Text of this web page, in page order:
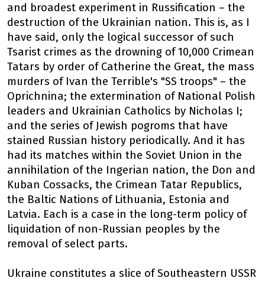
and broadest experiment in Russification – the
destruction of the Ukrainian nation. This is, as I
have said, only the logical successor of such
Tsarist crimes as the drowning of 10,000 Crimean
Tatars by order of Catherine the Great, the mass
murders of Ivan the Terrible's "SS troops" – the
Oprichnina; the extermination of National Polish
leaders and Ukrainian Catholics by Nicholas I;
and the series of Jewish pogroms that have
stained Russian history periodically. And it has
had its matches within the Soviet Union in the
annihilation of the Ingerian nation, the Don and
Kuban Cossacks, the Crimean Tatar Republics,
the Baltic Nations of Lithuania, Estonia and
Latvia. Each is a case in the long-term policy of
liquidation of non-Russian peoples by the
removal of select parts.
Ukraine constitutes a slice of Southeastern USSR